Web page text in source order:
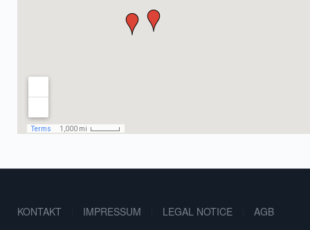
KONTAKT IMPRESSUM LEGAL NOTICE
AGB